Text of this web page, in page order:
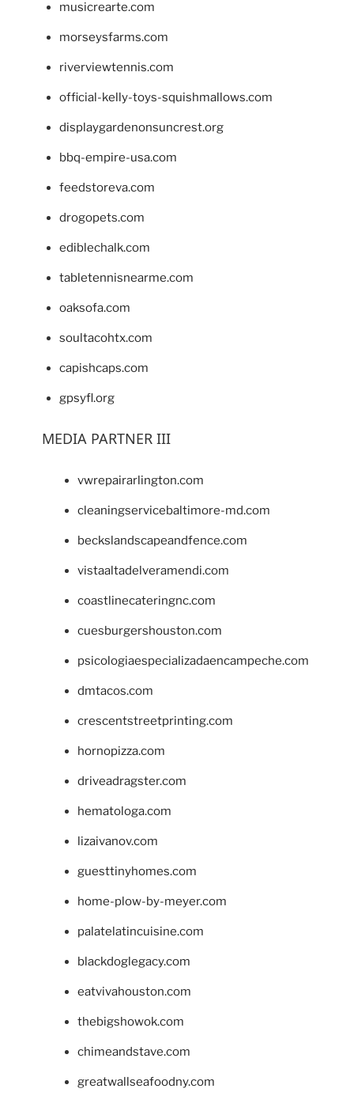
musicrearte.com
morseysfarms.com
riverviewtennis.com
official-kelly-toys-squishmallows.com
displaygardenonsuncrest.org
bbq-empire-usa.com
feedstoreva.com
drogopets.com
ediblechalk.com
tabletennisnearme.com
oaksofa.com
soultacohtx.com
capishcaps.com
gpsyfl.org
MEDIA PARTNER III
vwrepairarlington.com
cleaningservicebaltimore-md.com
beckslandscapeandfence.com
vistaaltadelveramendi.com
coastlinecateringnc.com
cuesburgershouston.com
psicologiaespecializadaencampeche.com
dmtacos.com
crescentstreetprinting.com
hornopizza.com
driveadragster.com
hematologa.com
lizaivanov.com
guesttinyhomes.com
home-plow-by-meyer.com
palatelatincuisine.com
blackdoglegacy.com
eatvivahouston.com
thebigshowok.com
chimeandstave.com
greatwallseafoodny.com